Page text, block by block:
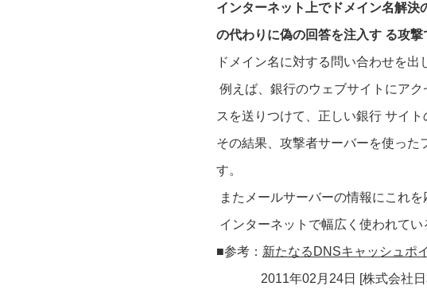
インターネット上でドメイン名解
の代わりに偽の回答を注入す る攻撃
ドメイン名に対する問い合わせを出
例えば、銀行のウェブサイトにア
スを送りつけて、正しい銀行 サイ
その結果、攻撃者サーバーを使った
す。
またメールサーバーの情報にこれ
インターネットで幅広く使われて
■参考： 新たなるDNSキャッシュポ
2011年02月24日 [株式会社